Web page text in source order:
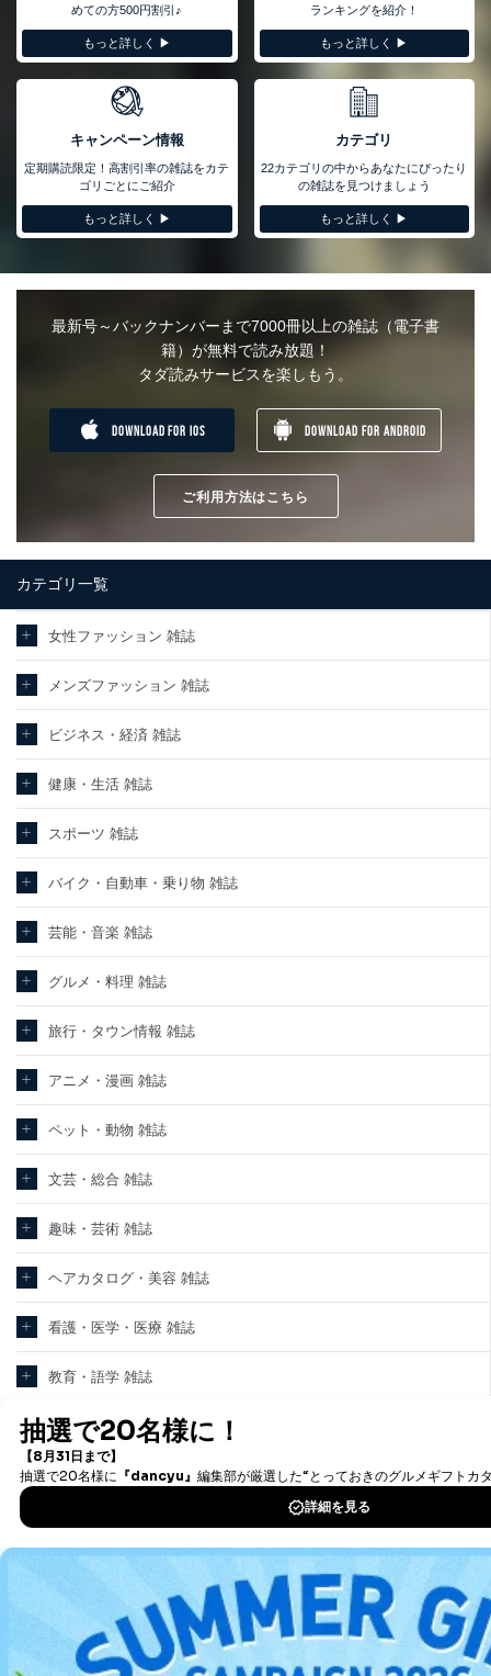
めての方500円割引♪
もっと詳しく ▶︎
ランキングを紹介！
もっと詳しく ▶︎
キャンペーン情報
定期購読限定！高割引率の雑誌をカテ
ゴリごとにご紹介
もっと詳しく ▶︎
カテゴリ
22カテゴリの中からあなたにぴったり
の雑誌を見つけましょう
もっと詳しく ▶︎
最新号～バックナンバーまで7000冊以上の雑誌（電子書
籍）が無料で読み放題！
タダ読みサービスを楽しもう。
DOWNLOAD FOR IOS DOWNLOAD FOR ANDROID
ご利用方法はこちら
カテゴリ一覧
女性ファッション 雑誌
メンズファッション 雑誌
ビジネス・経済 雑誌
健康・生活 雑誌
スポーツ 雑誌
バイク・自動車・乗り物 雑誌
芸能・音楽 雑誌
グルメ・料理 雑誌
旅行・タウン情報 雑誌
アニメ・漫画 雑誌
ペット・動物 雑誌
文芸・総合 雑誌
趣味・芸術 雑誌
ヘアカタログ・美容 雑誌
看護・医学・医療 雑誌
教育・語学 雑誌
テクノロジー・科学 雑誌
パソコン・PC 雑誌
新聞・業界紙